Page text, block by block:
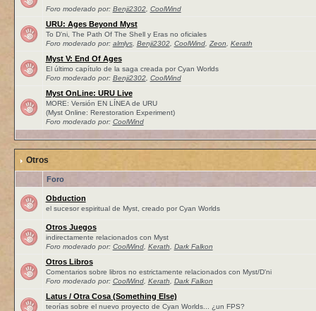
Foro moderado por: Benji2302, CoolWind
URU: Ages Beyond Myst
To D'ni, The Path Of The Shell y Eras no oficiales
Foro moderado por: almlys, Benji2302, CoolWind, Zeon Kerath
Myst V: End Of Ages
El último capítulo de la saga creada por Cyan Worlds
Foro moderado por: Benji2302, CoolWind
Myst OnLine: URU Live
MORE: Versión EN LÍNEA de URU
(Myst Online: Rerestoration Experiment)
Foro moderado por: CoolWind
Otros
Foro
Obduction
el sucesor espiritual de Myst, creado por Cyan Worlds
Otros Juegos
indirectamente relacionados con Myst
Foro moderado por: CoolWind, Kerath Dark Falkon
Otros Libros
Comentarios sobre libros no estrictamente relacionados con Myst/D'ni
Foro moderado por: CoolWind, Kerath Dark Falkon
Latus / Otra Cosa (Something Else)
teorías sobre el nuevo proyecto de Cyan Worlds... ¿un FPS?